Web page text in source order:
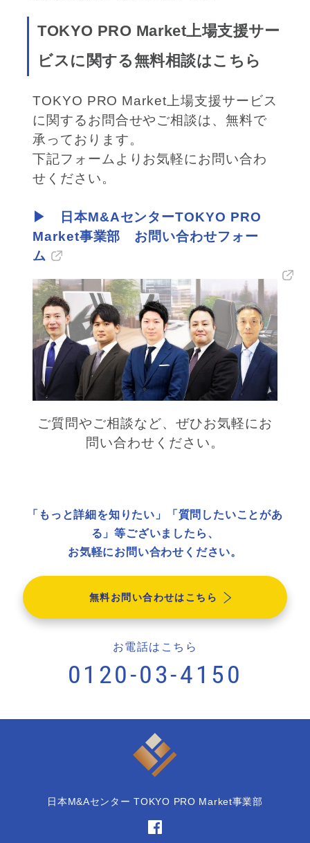
TOKYO PRO Market上場支援サー
ビスに関する無料相談はこちら
TOKYO PRO Market上場支援サービス
に関するお問合せやご相談は、無料で
承っております。
下記フォームよりお気軽にお問い合わ
せください。
▶ 日本M&AセンターTOKYO PRO
Market事業部 お問い合わせフォー
ム
ご質問やご相談など、ぜひお気軽にお
問い合わせください。
「もっと詳細を知りたい」「質問したいことがあ
る」等ございましたら、
お気軽にお問い合わせください。
無料お問い合わせはこちら
お電話はこちら
0120-03-4150
日本M&Aセンター TOKYO PRO Market事業部